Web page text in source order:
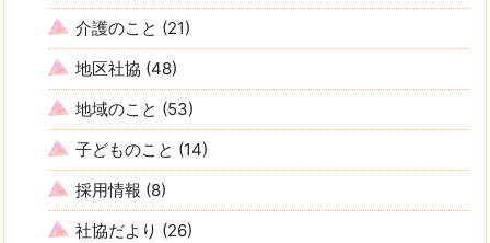
介護のこと (21)
地区社協 (48)
地域のこと (53)
子どものこと (14)
採用情報 (8)
社協だより (26)